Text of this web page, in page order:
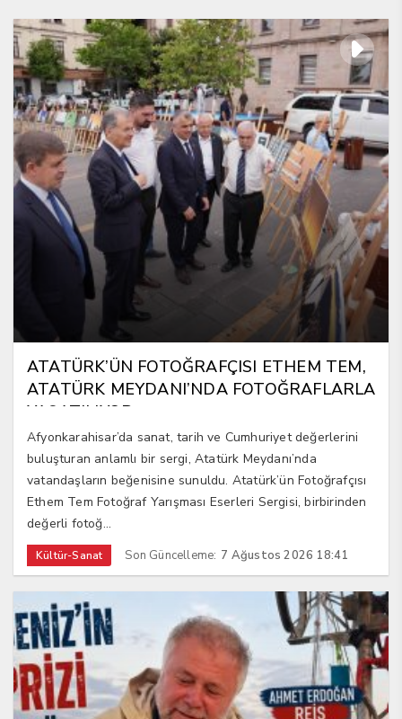
ATATÜRK’ÜN FOTOĞRAFÇISI ETHEM TEM,
ATATÜRK MEYDANI’NDA FOTOĞRAFLARLA
YAŞATILIYOR
Afyonkarahisar’da sanat, tarih ve Cumhuriyet değerlerini
buluşturan anlamlı bir sergi, Atatürk Meydanı’nda
vatandaşların beğenisine sunuldu. Atatürk’ün Fotoğrafçısı
Ethem Tem Fotoğraf Yarışması Eserleri Sergisi, birbirinden
değerli fotoğ...
Kültür-Sanat Son Güncelleme: 7 Ağustos 2026 18:41